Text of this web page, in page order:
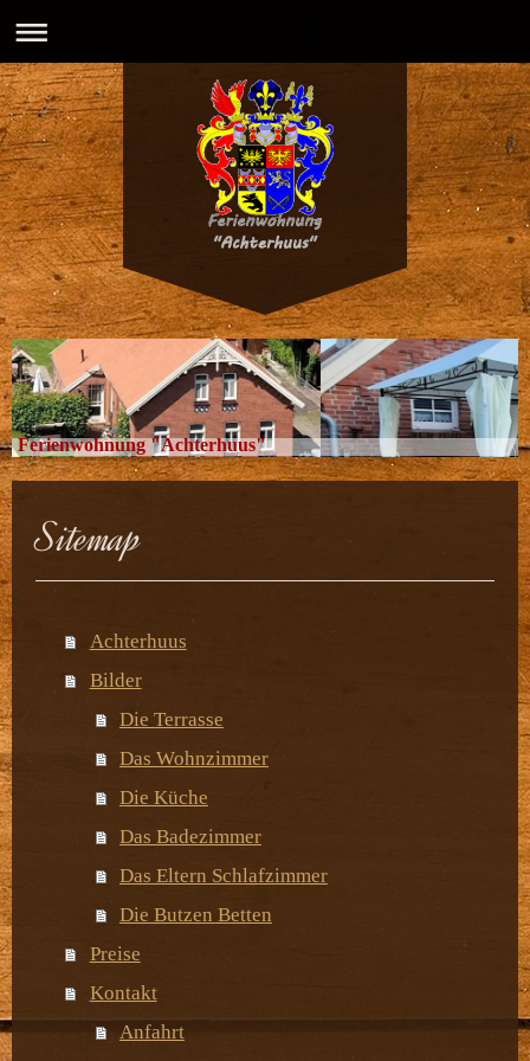
Ferienwohnung "Achterhuus"
Sitemap
Achterhuus
Bilder
Die Terrasse
Das Wohnzimmer
Die Küche
Das Badezimmer
Das Eltern Schlafzimmer
Die Butzen Betten
Preise
Kontakt
Anfahrt